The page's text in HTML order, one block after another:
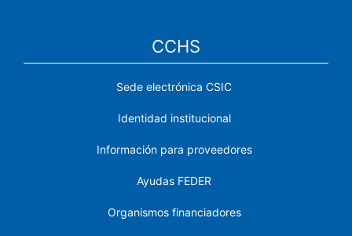
CCHS
Sede electrónica CSIC
Identidad institucional
Información para proveedores
Ayudas FEDER
Organismos financiadores